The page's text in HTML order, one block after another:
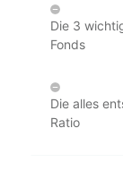
Die 3
Fonds
Die alles
Ratio